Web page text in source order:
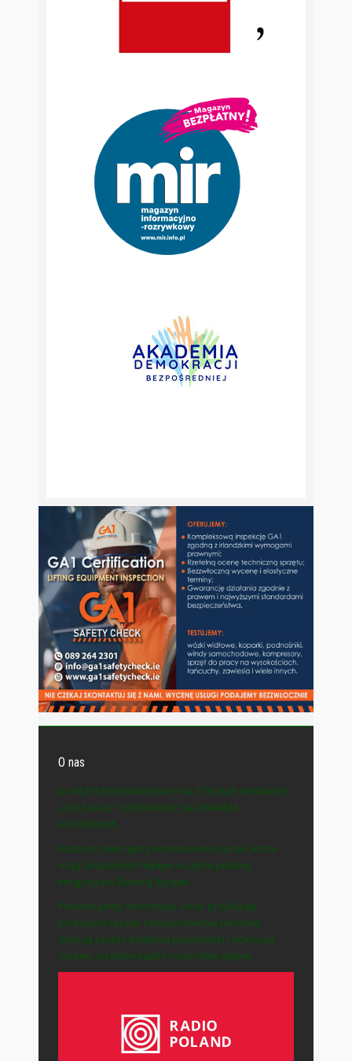
O nas
© WSZYSTKIE MATERIAŁY NA STRONIE WYDAWCY
„POLSKA-IE” CHRONIONE SĄ PRAWEM
AUTORSKIM.
Naszym celem jest prezentowanie spraw, które
mają bezpośredni wpływ na życie polskiej
emigracji na Zielonej Wyspie.
Prezentujemy informacje, które przybliżają
polityczne zasady funkcjonowania państwa,
opisują zasady działania gospodarki i pokazują
sprawy, na które każdy może mieć wpływ.